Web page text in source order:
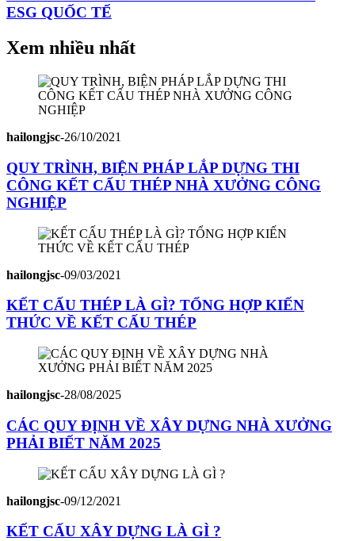
ESG QUỐC TẾ
Xem nhiều nhất
hailongjsc-26/10/2021
QUY TRÌNH, BIỆN PHÁP LẮP DỰNG THI
CÔNG KẾT CẤU THÉP NHÀ XƯỞNG CÔNG
NGHIỆP
hailongjsc-09/03/2021
KẾT CẤU THÉP LÀ GÌ? TỔNG HỢP KIẾN
THỨC VỀ KẾT CẤU THÉP
hailongjsc-28/08/2025
CÁC QUY ĐỊNH VỀ XÂY DỰNG NHÀ XƯỞNG
PHẢI BIẾT NĂM 2025
hailongjsc-09/12/2021
KẾT CẤU XÂY DỰNG LÀ GÌ ?